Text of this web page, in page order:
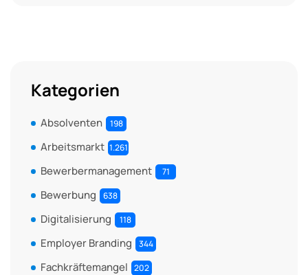
Kategorien
Absolventen 198
Arbeitsmarkt 1.261
Bewerbermanagement 71
Bewerbung 638
Digitalisierung 118
Employer Branding 344
Fachkräftemangel 202